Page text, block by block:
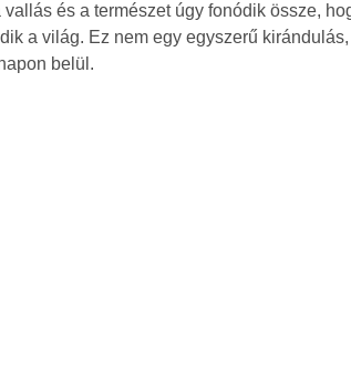
és a természet úgy fonódik össze,
a világ. Ez nem egy egyszerű
belül.